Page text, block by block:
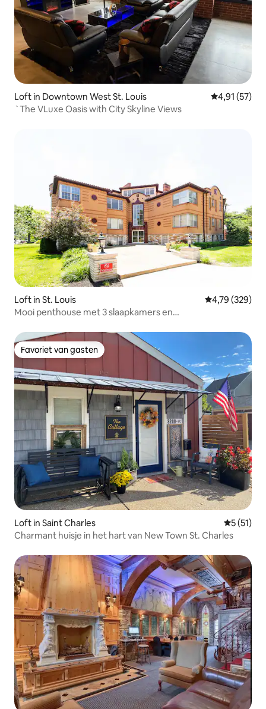
Loft in Downtown West St. Louis Gemiddelde
4,91 (57)
`The VLuxe Oasis with City Skyline Views
Loft in St. Louis Gemiddelde
4,79 (329)
Mooi penthouse met 3 slaapkamers en
Favoriet van gasten
Favoriet van gasten
Loft in Saint Charles
5 (51)
Charmant huisje in het hart van New Town St. Charles